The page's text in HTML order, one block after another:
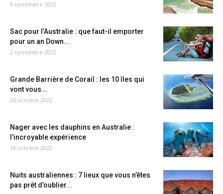
9 novembre 2022
Sac pour l’Australie : que faut-il emporter
pour un an Down...
2 novembre 2022
Grande Barrière de Corail : les 10 îles qui
vont vous...
26 octobre 2022
Nager avec les dauphins en Australie :
l’incroyable expérience
19 octobre 2022
Nuits australiennes : 7 lieux que vous n’êtes
pas prêt d’oublier...